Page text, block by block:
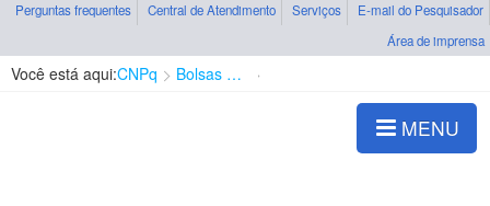
Perguntas frequentes Central de Atendimento Serviços
E-mail do Pesquisador
Área de imprensa
Você está aqui:CNPq Bolsas e Auxílios Vigentes
MENU